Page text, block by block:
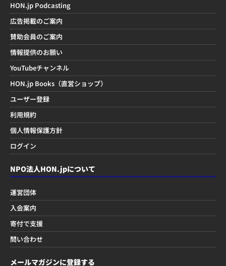
HON.jp Podcasting
広告掲載のご案内
賛助会員のご案内
情報提供のお願い
YouTubeチャンネル
HON.jp Books（直営ショップ）
ユーザー登録
利用規約
個人情報保護方針
ログイン
NPO法人HON.jpについて
運営団体
入会案内
寄付で支援
問い合わせ
メールマガジンに登録する